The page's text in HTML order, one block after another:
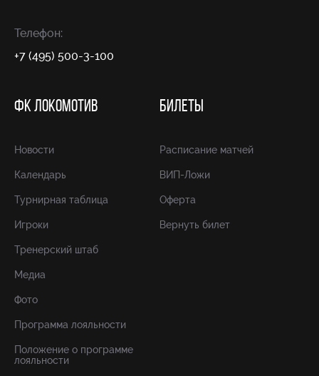
Телефон:
+7 (495) 500-3-100
ФК ЛОКОМОТИВ
Новости
Календарь
Турнирная таблица
Игроки
Тренерский штаб
Медиа
Фото
Программа лояльности
Положение о программе
лояльности
БИЛЕТЫ
Расписание матчей
ВИП-Ложи
Оферта
Вернуть билет